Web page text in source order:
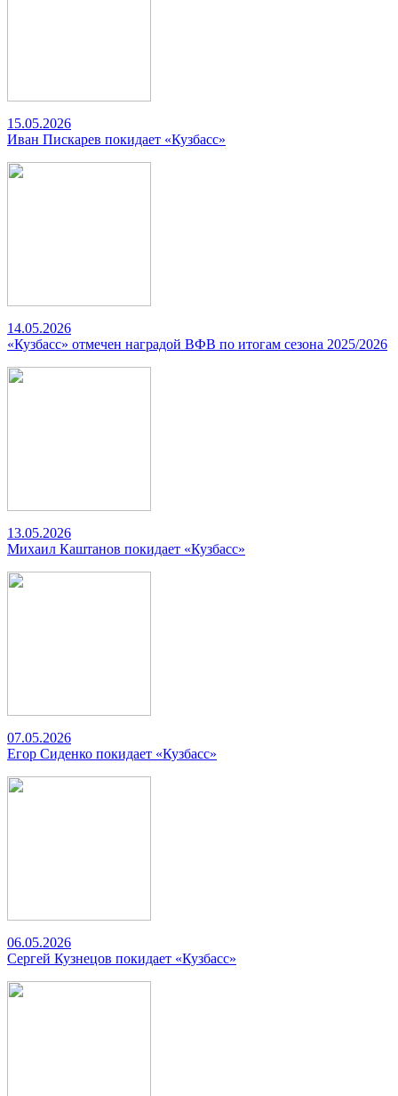
15.05.2026
Иван Пискарев покидает «Кузбасс»
14.05.2026
«Кузбасс» отмечен наградой ВФВ по итогам сезона 2025/2026
13.05.2026
Михаил Каштанов покидает «Кузбасс»
07.05.2026
Егор Сиденко покидает «Кузбасс»
06.05.2026
Сергей Кузнецов покидает «Кузбасс»